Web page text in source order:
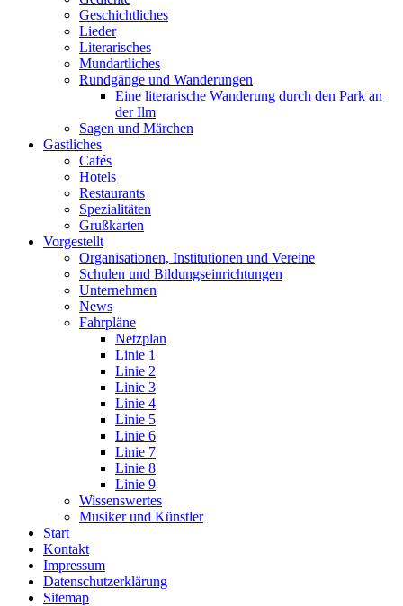
Geschichtliches
Lieder
Literarisches
Mundartliches
Rundgänge und Wanderungen
Eine literarische Wanderung durch den Park an
der Ilm
Sagen und Märchen
Gastliches
Cafés
Hotels
Restaurants
Spezialitäten
Grußkarten
Vorgestellt
Organisationen, Institutionen und Vereine
Schulen und Bildungseinrichtungen
Unternehmen
News
Fahrpläne
Netzplan
Linie 1
Linie 2
Linie 3
Linie 4
Linie 5
Linie 6
Linie 7
Linie 8
Linie 9
Wissenswertes
Musiker und Künstler
Start
Kontakt
Impressum
Datenschutz­erklärung
Sitemap